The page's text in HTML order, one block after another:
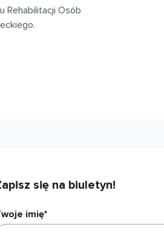
Rehabilitacji Osób
się na biuletyn!
imię*